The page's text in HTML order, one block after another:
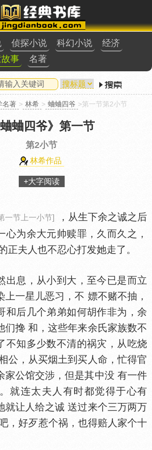
侦探小说 科幻小说
经济
故事 名著
名著 > 林希 > 蛐蛐四爷 >第一节第2小节
蛐蛐四爷》 第一节
第2小节
林希作品
+大字阅读
一节上一小节]
，从生下余之诚之后
心为余大元帅赎罪，久而久之，
正夫人也不忍心打发她走了。
息，从小到大，至今已是而立
上一星儿恶习，不 嫖不赌不抽，
和后几个弟弟如何胡作非为，余
们搀 和，这些年来余氏家族数不
不知多少数不清的祸灾，从吃烧
公，从买烟土到买人命，忙得官
家公馆交涉，但是其中没 有一件
就连太夫人有时都觉得于心有
就让人给之诚 送过来个三万两万
，好歹惹个祸，也得赔人家个十